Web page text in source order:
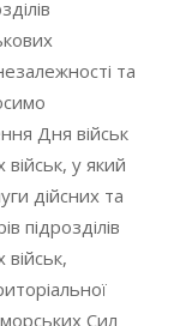
та
Дня військ
у який
дійсних та
підрозділів
Сил